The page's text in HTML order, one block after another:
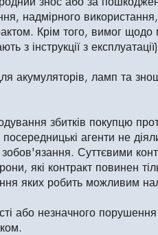
надмірного
Крім того, вимог щодо
з інструкції з
акумуляторів, ламп та
збитків покупцю
агенти не
зобов'язання. Суттєвими
які контракт повинен
яких робить можливим
або незначного